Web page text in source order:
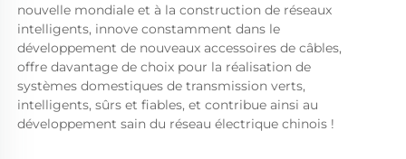
nouvelle mondiale et à la construction de réseaux
intelligents, innove constamment dans le
développement de nouveaux accessoires de câbles,
offre davantage de choix pour la réalisation de
systèmes domestiques de transmission verts,
intelligents, sûrs et fiables, et contribue ainsi au
développement sain du réseau électrique chinois !